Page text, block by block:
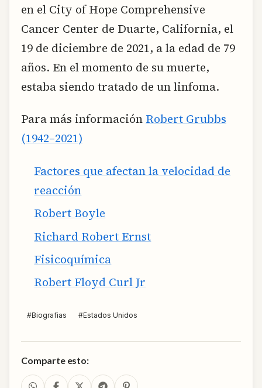
en el City of Hope Comprehensive
Cancer Center de Duarte, California, el
19 de diciembre de 2021, a la edad de 79
años. En el momento de su muerte,
estaba siendo tratado de un linfoma.
Para más información Robert Grubbs
(1942–2021)
Factores que afectan la velocidad de
reacción
Robert Boyle
Richard Robert Ernst
Fisicoquímica
Robert Floyd Curl Jr
#Biografias #Estados Unidos
Comparte esto: